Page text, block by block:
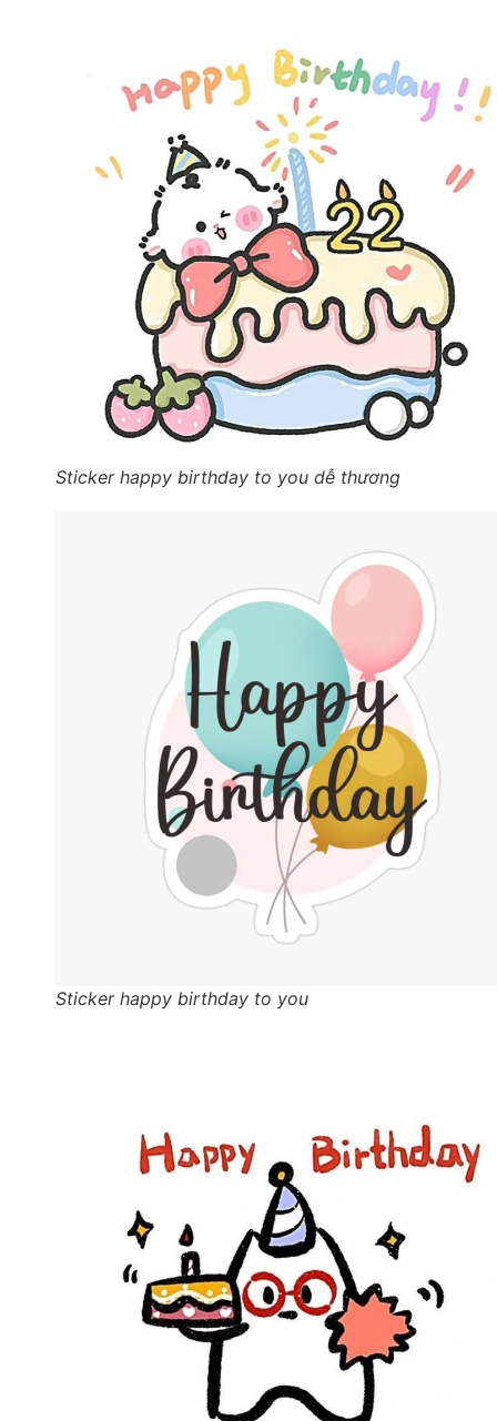
Sticker happy birthday to you dễ thương
Sticker happy birthday to you